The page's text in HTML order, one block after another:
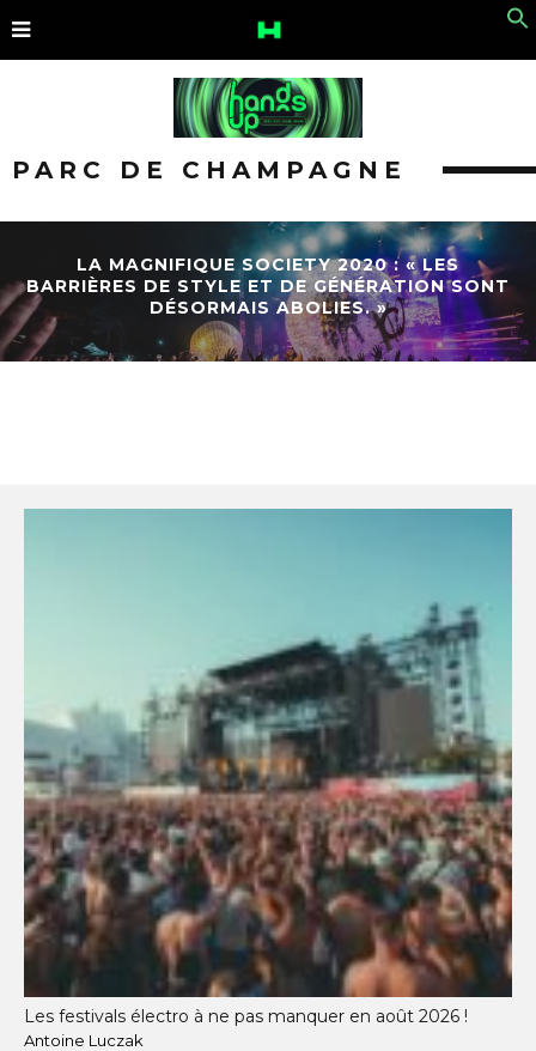
PARC DE CHAMPAGNE
LA MAGNIFIQUE SOCIETY 2020 : « LES
BARRIÈRES DE STYLE ET DE GÉNÉRATION SONT
DÉSORMAIS ABOLIES. »
Les festivals électro à ne pas manquer en août 2026 !
Antoine Luczak